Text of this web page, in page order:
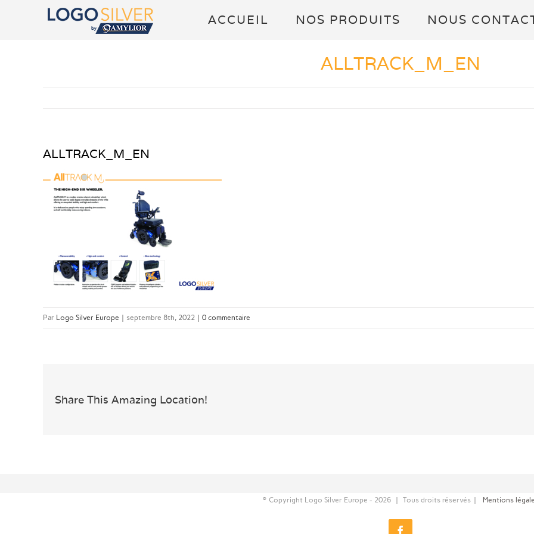
ACCUEIL NOS PRODUITS NOUS
ALLTRACK_M_EN
ALLTRACK_M_EN
Par Logo Silver Europe | septembre 8th, 2022 | 0 commentaire
Share This Amazing Location!
© Copyright Logo Silver Europe - 2026 | Tous droits réservés | Mentions